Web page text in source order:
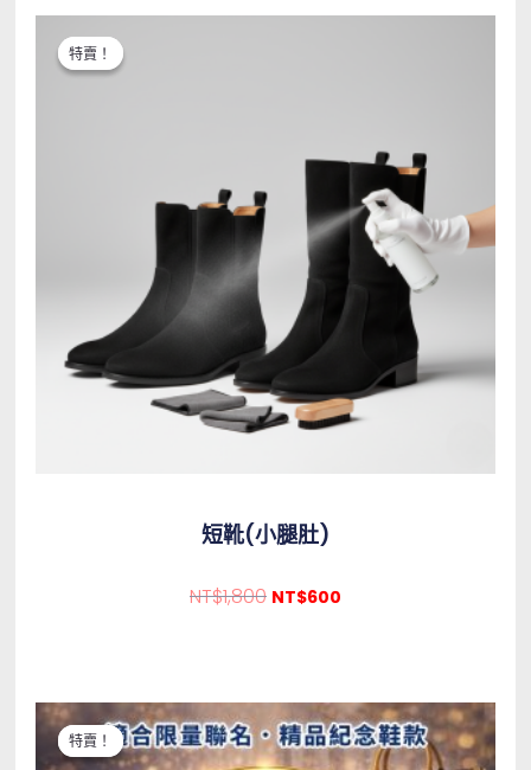
特賣！
特賣！
短靴(小腿肚)
NT$1,800 NT$600
特賣！
特賣！
原始價格：NT$2,350。
目前價格：NT$1,200。